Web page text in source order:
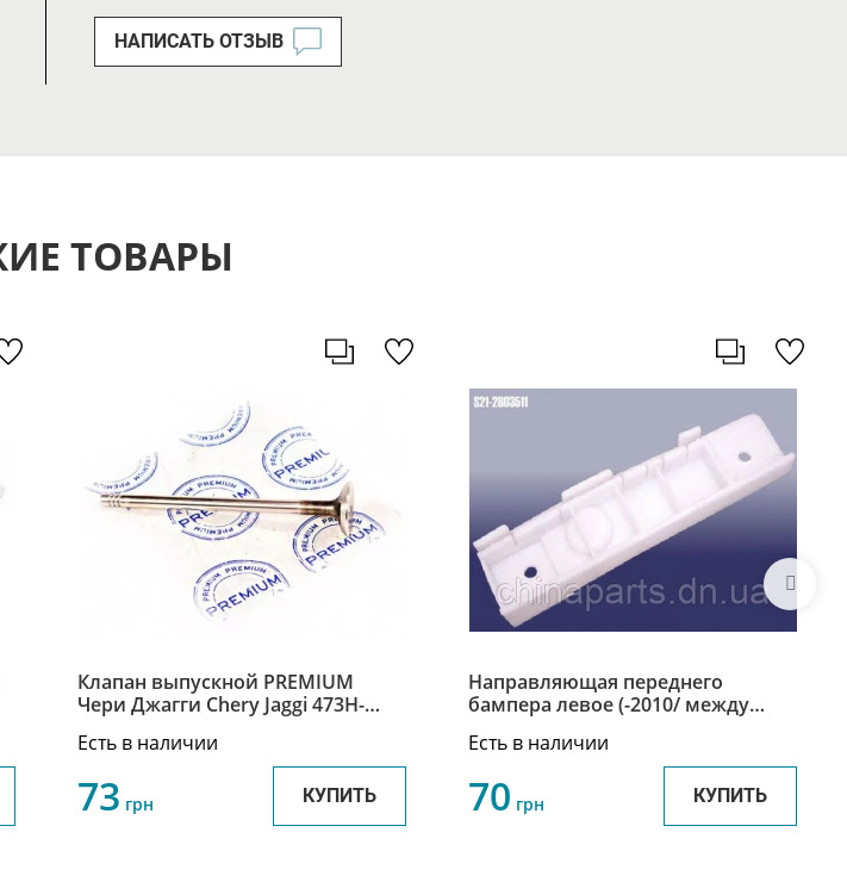
НАПИСАТЬ ОТЗЫВ
ТОВАРЫ
Клапан выпускной PREMIUM
Чери Джагги Chery Jaggi 473H-
Есть в наличии
73 грн КУПИТЬ
Направляющая переднего
бампера левое (-2010/ между
Чери Джагги S21-2803511
Есть в наличии
70 грн КУПИТЬ